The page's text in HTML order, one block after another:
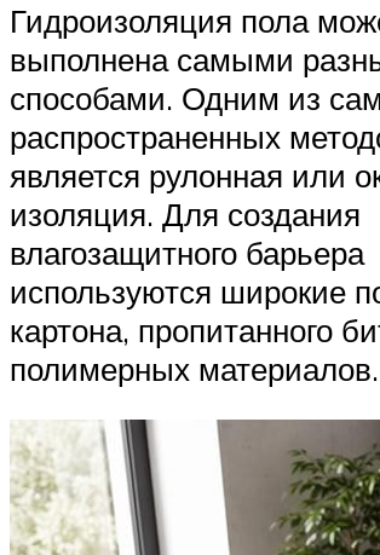
Гидроизоляция пола
выполнена самыми
способами. Одним из
распространенных
является рулонная или
изоляция. Для создания
влагозащитного барьера
используются широкие
картона, пропитанного
полимерных материалов.